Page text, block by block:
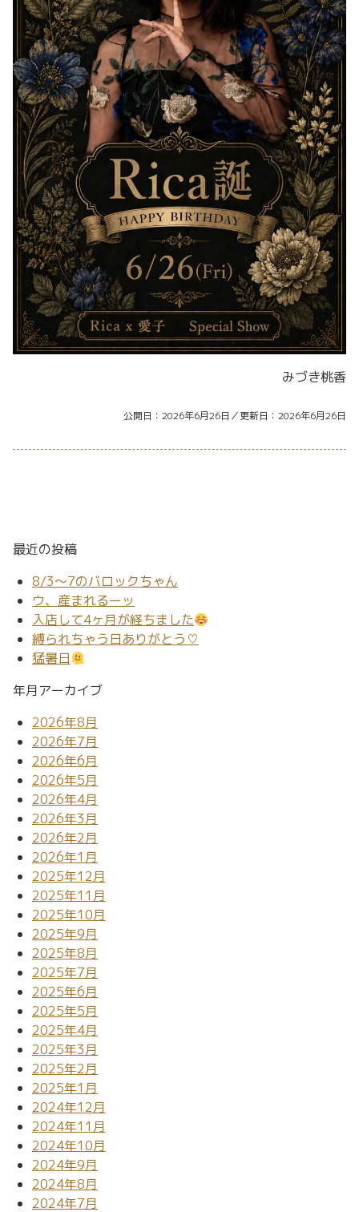
みづき桃香
公開日 2026年6月26日 更新日 2026年6月26日
最近の投稿
8/3～7のバロックちゃん
ウ、産まれるーッ
入店して4ヶ月が経ちました
縛られちゃう日ありがとう♡
猛暑日
年月アーカイブ
2026年8月
2026年7月
2026年6月
2026年5月
2026年4月
2026年3月
2026年2月
2026年1月
2025年12月
2025年11月
2025年10月
2025年9月
2025年8月
2025年7月
2025年6月
2025年5月
2025年4月
2025年3月
2025年2月
2025年1月
2024年12月
2024年11月
2024年10月
2024年9月
2024年8月
2024年7月